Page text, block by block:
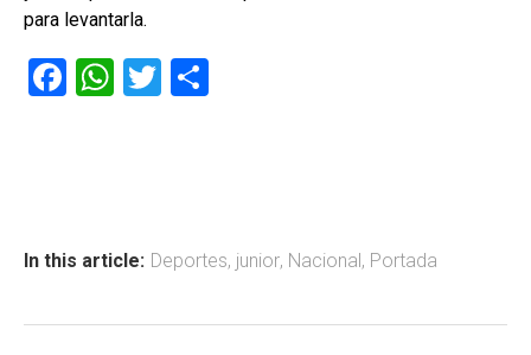
para levantarla.
F
ok
W
p
T
tir
In this article: Deportes, junior, Nacional, Portada